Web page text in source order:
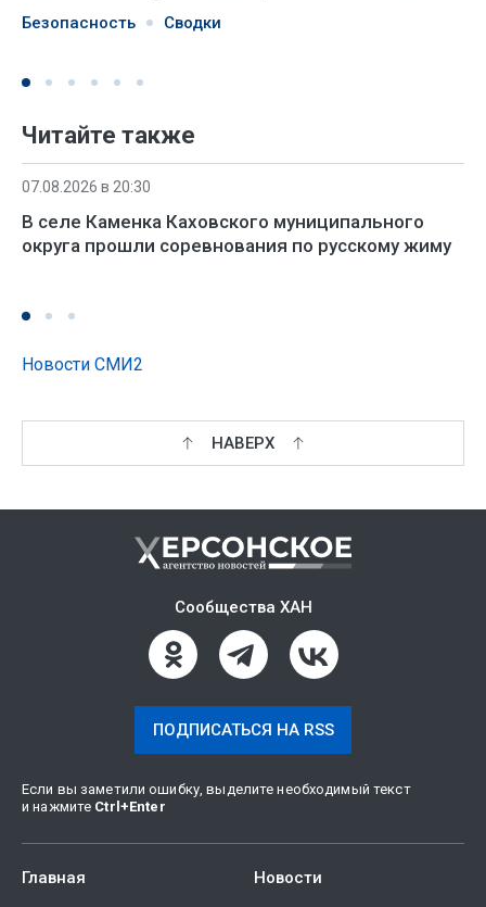
Безопасность Сводки
Читайте также
07.08.2026 в 20:30
В селе Каменка Каховского муниципального
округа прошли соревнования по русскому жиму
Новости СМИ2
НАВЕРХ
Сообщества ХАН
ПОДПИСАТЬСЯ НА RSS
Если вы заметили ошибку, выделите необходимый текст
и нажмите Ctrl +Enter
Главная
Новости